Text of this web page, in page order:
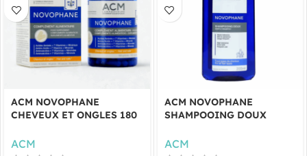
ACM NOVOPHANE
CHEVEUX ET ONGLES 180
ACM
ACM NOVOPHANE
SHAMPOOING DOUX
ACM